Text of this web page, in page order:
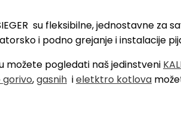
su fleksibilne, jednostavne za
i podno grejanje i instalacije
možete pogledati naš jedinstveni
,gasnih ieletktro kotlova